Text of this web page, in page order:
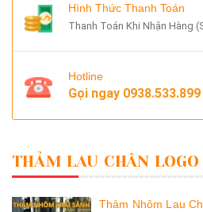
Hình Thức Thanh Toán
Thanh Toán Khi Nhận Hàng
Hotline
Gọi ngay 0938.533.899
THẢM LAU CHÂN LOGO
Thảm Nhôm Lau